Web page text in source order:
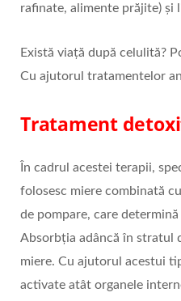
rafinate, alimente prăjite) și
Există viață după celulită?
Cu ajutorul tratamentelor
Tratament
În cadrul acestei terapii,
folosesc miere combinată
de pompare, care
Absorbţia adâncă în stratul
miere. Cu ajutorul acestui
activate atât organele